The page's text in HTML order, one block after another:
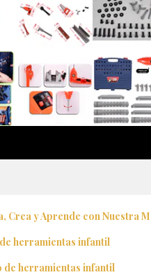
Crea y Aprende con Nuestra
herramientas infantil
de herramientas infantil